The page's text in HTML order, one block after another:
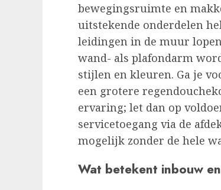
bewegingsruimte en
uitstekende onderdelen
leidingen in de muur
wand- als plafondarm
stijlen en kleuren. Ga je
een grotere
ervaring; let dan op
servicetoegang via de
mogelijk zonder de hele
Wat betekent inbouw